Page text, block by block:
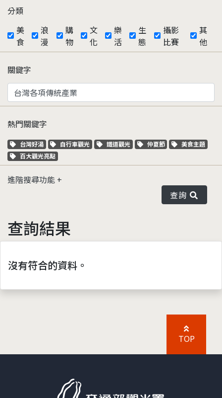
分類
美
食
浪
漫
購
物
文
化
樂
活
生
態
攝影
比賽
其
他
關鍵字
熱門關鍵字
關鍵字標籤
台灣好湯 關鍵字標籤
自行車觀光 關鍵字標籤
鐵道觀光 關鍵字標籤
仲夏節 關鍵字標籤
美食主題
關鍵字標籤
百大觀光亮點
進階搜尋功能
查詢
查詢結果
沒有符合的資料。
TOP